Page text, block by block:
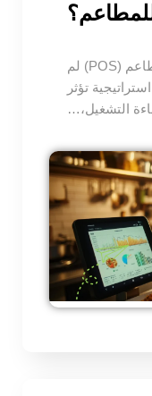
للمطاعم؟
اختيار أفضل نظام نقاط البيع للمطاعم (POS) لم
تؤثر
التشغيل،…